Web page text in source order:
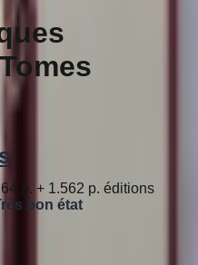
p. + 1.562 p. éditions
bon état